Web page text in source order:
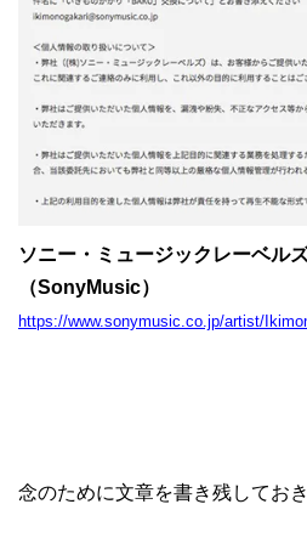
ソニー・ミュージックレーベル
（SonyMusic）
https://www.sonymusic.co.jp/artist/
念のために文章を書き残しておき